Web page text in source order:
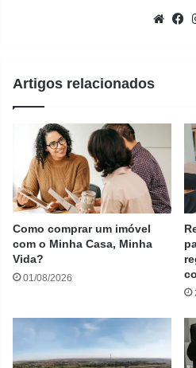
Artigos relacionados
Como comprar um imóvel
com o Minha Casa, Minha
Vida?
01/08/2026